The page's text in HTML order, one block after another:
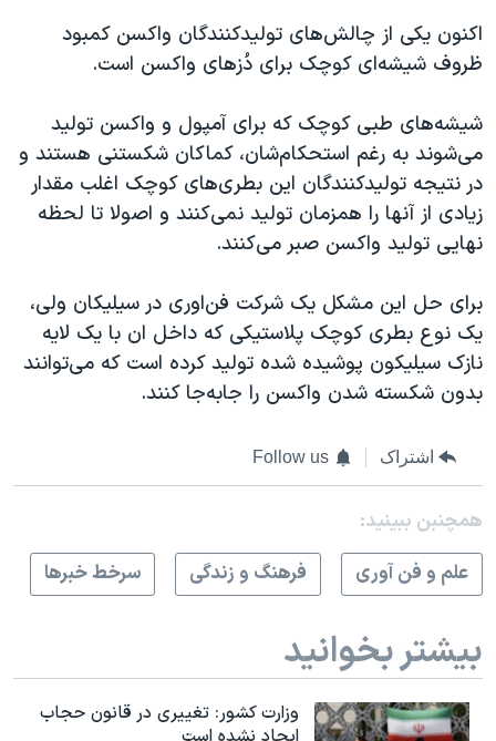
اکنون یکی از چالش‌های تولیدکنندگان واکسن کمبود
ظروف شیشه‌ای کوچک برای دُزهای واکسن است.
شیشه‌های طبی کوچک که برای آمپول و واکسن تولید
می‌شوند به رغم استحکام‌شان، کماکان شکستنی هستند و
در نتیجه تولیدکنندگان این بطری‌های کوچک اغلب مقدار
زیادی از آنها را همزمان تولید نمی‌کنند و اصولا تا لحظه
نهایی تولید واکسن صبر می‌کنند.
برای حل این مشکل یک شرکت فن‌اوری در سیلیکان ولی،
یک نوع بطری کوچک پلاستیکی که داخل ان با یک لایه
نازک سیلیکون پوشیده شده تولید کرده است که می‌توانند
بدون شکسته شدن واکسن را جا‌به‌جا کنند.
اشتراک Follow us
همچنبن ببینید:
علم و فن آوری
فرهنگ و زندگی سرخط خبرها
بیشتر بخوانید
وزارت کشور: تغییری در قانون حجاب